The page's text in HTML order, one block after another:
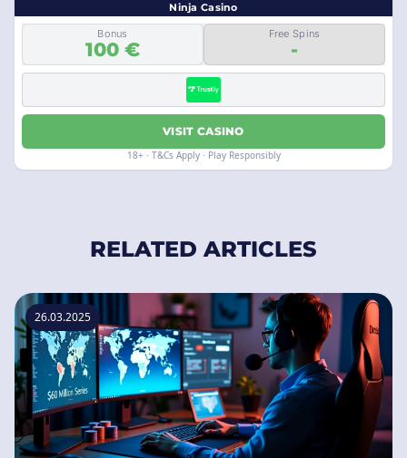
Ninja Casino
Bonus
100 €
Free Spins
-
VISIT CASINO
18+ · T&Cs Apply · Play Responsibly
RELATED ARTICLES
26.03.2025